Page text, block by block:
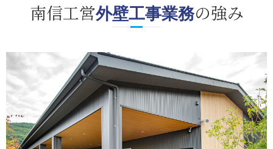
南信工営外壁工事業務の強み